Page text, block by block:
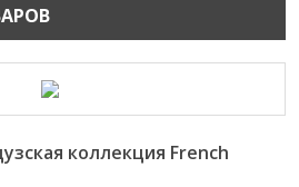
коллекция French